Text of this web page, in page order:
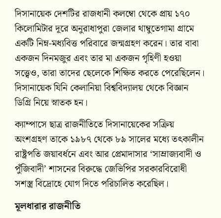
দিসানায়েক দেশটির রাজধানী কলম্বো থেকে প্রায় ১৭০
কিলোমিটার দূরে অনুরাধাপুরা জেলার থাম্বুতেগামা গ্রামে
একটি নিম্ন-মধ্যবিত্ত পরিবারে জন্মগ্রহণ করেন। তার বাবা
একজন দিনমজুর এবং তার মা একজন গৃহিণী হওয়া
সত্ত্বেও, তারা তাদের ছেলেকে শিক্ষিত করতে পেরেছিলেন।
দিসানায়েক যিনি কেলানিয়া বিশ্ববিদ্যালয় থেকে বিজ্ঞান
ডিগ্রি নিয়ে স্নাতক হন।
ক্যাম্পাসে ছাত্র রাজনীতিতে দিসানায়েকের সক্রিয়
অংশগ্রহণ তাকে ১৯৮৭ থেকে ৮৯ সালের মধ্যে তৎকালীন
রাষ্ট্রপতি জয়াবর্ধনে এবং আর প্রেমাদাসার ‘সাম্রাজ্যবাদী ও
পুঁজিবাদী’ শাসনের বিরুদ্ধে জেভিপির সরকারবিরোধী
সশস্ত্র বিদ্রোহে যোগ দিতে পরিচালিত করেছিল।
মূলধারার রাজনীতি